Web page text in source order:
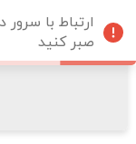
ارتباط با
صبر کنید